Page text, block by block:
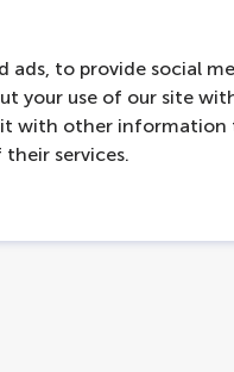
ads, to provide social
your use of our site
with other information
services.
midan menos de
en contacto con